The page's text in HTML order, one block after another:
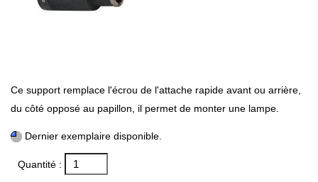
Ce support remplace l'écrou de l'attache rapide avant ou arrière,
du côté opposé au papillon, il permet de monter une lampe.
Dernier exemplaire disponible.
Quantité :